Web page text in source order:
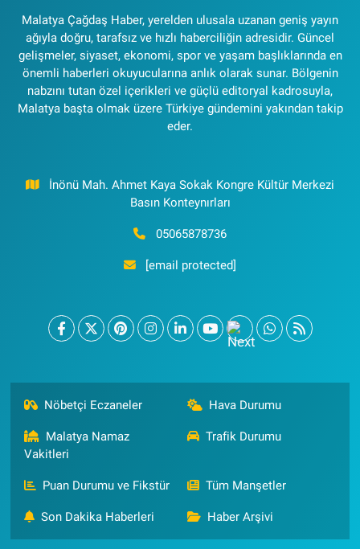
Malatya Çağdaş Haber, yerelden ulusala uzanan geniş yayın
ağıyla doğru, tarafsız ve hızlı haberciliğin adresidir. Güncel
gelişmeler, siyaset, ekonomi, spor ve yaşam başlıklarında en
önemli haberleri okuyucularına anlık olarak sunar. Bölgenin
nabzını tutan özel içerikleri ve güçlü editoryal kadrosuyla,
Malatya başta olmak üzere Türkiye gündemini yakından takip
eder.
İnönü Mah. Ahmet Kaya Sokak Kongre Kültür Merkezi
Basın Konteynırları
05065878736
[email protected]
Nöbetçi Eczaneler Hava Durumu
Malatya Namaz
Vakitleri
Trafik Durumu
Puan Durumu ve Fikstür Tüm Manşetler
Son Dakika Haberleri Haber Arşivi